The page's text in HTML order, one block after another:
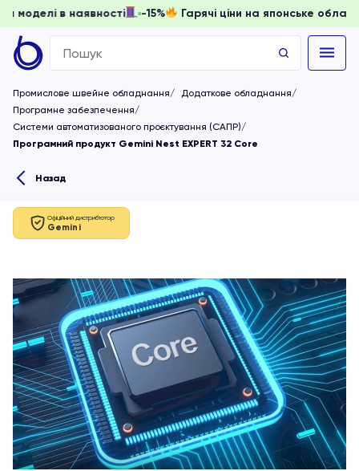
доки моделі в наявності -15% Гарячі ціни на японське
Search
for:
Промислове швейне обладнання
Додаткове обладнання
Програмне забезпечення
Системи автоматизованого проєктування (САПР)
Програмний продукт Gemini Nest EXPERT 32 Core
Назад
Офіційний дистриб'ютор
Gemini